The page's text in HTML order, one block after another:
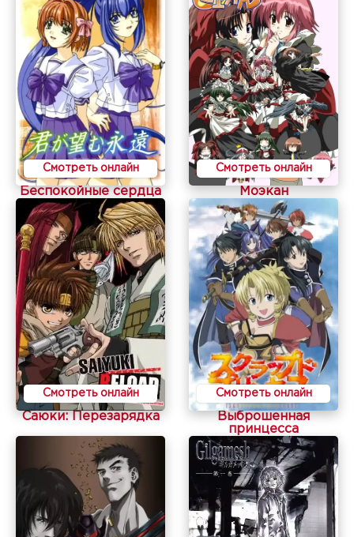
Смотреть онлайн
Беспокойные сердца
Смотреть онлайн
Моэкан
Смотреть онлайн
Саюки: Перезарядка
Смотреть онлайн
Выброшенная
принцесса